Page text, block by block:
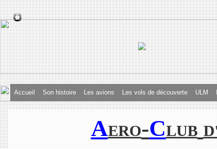
Accueil Son histoire Les avions Les vols de découverte ULM
AERO-CLUB